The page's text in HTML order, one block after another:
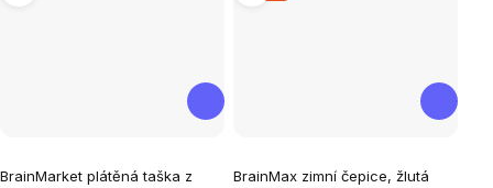
BrainMarket plátěná taška z
BrainMax zimní čepice, žlutá